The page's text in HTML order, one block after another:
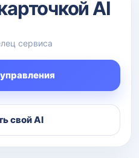
AI
сервиса
свой AI